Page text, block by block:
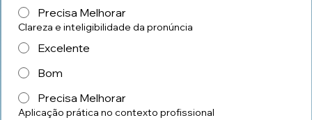
Precisa Melhorar
Clareza e inteligibilidade da pronúncia
Excelente
Bom
Precisa Melhorar
Aplicação prática no contexto profissional